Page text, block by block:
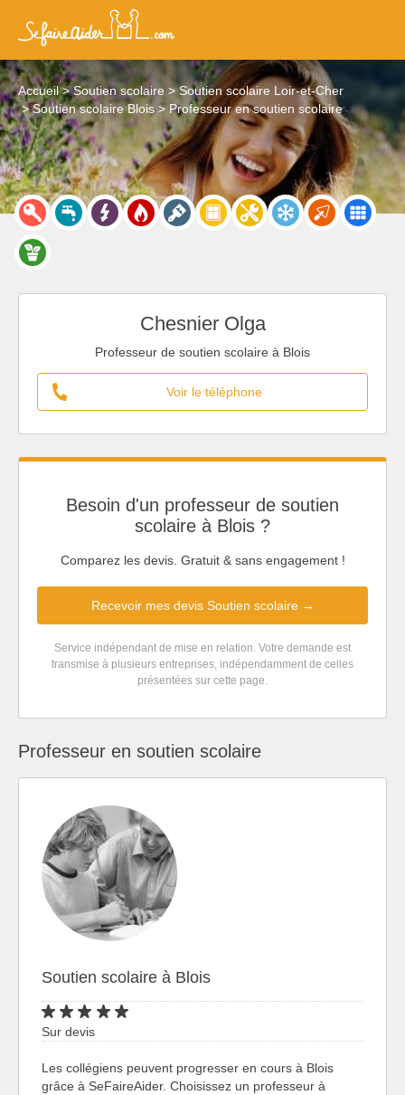
Accueil Soutien scolaire
Soutien scolaire Loir-et-Cher
Soutien scolaire Blois
Professeur en soutien scolaire
Chesnier Olga
Professeur de soutien scolaire à Blois
Voir le téléphone
Besoin d'un professeur de soutien
scolaire à Blois ?
Comparez les devis. Gratuit & sans engagement !
Recevoir mes devis Soutien scolaire →
Service indépendant de mise en relation. Votre demande est
transmise à plusieurs entreprises, indépendamment de celles
présentées sur cette page.
Professeur en soutien scolaire
Soutien scolaire à Blois
Sur devis
Les collégiens peuvent progresser en cours à Blois
grâce à SeFaireAider. Choisissez un professeur à